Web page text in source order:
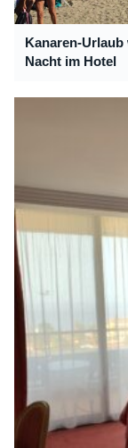
Kanaren-
Nacht im Hotel